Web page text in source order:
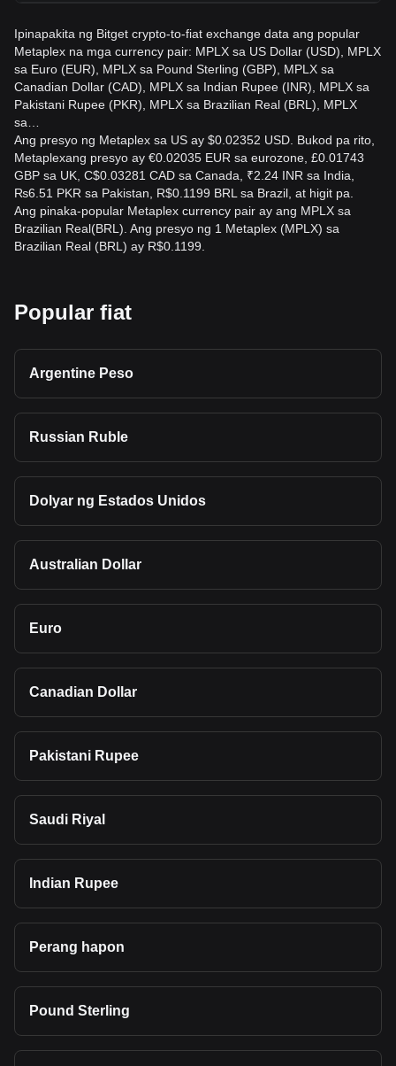
Ipinapakita ng Bitget crypto-to-fiat exchange data ang popular
Metaplex na mga currency pair: MPLX sa US Dollar (USD), MPLX
sa Euro (EUR), MPLX sa Pound Sterling (GBP), MPLX sa
Canadian Dollar (CAD), MPLX sa Indian Rupee (INR), MPLX sa
Pakistani Rupee (PKR), MPLX sa Brazilian Real (BRL), MPLX
sa…
Ang presyo ng Metaplex sa US ay $0.02352 USD. Bukod pa rito,
Metaplexang presyo ay €0.02035 EUR sa eurozone, £0.01743
GBP sa UK, C$0.03281 CAD sa Canada, ₹2.24 INR sa India,
₨6.51 PKR sa Pakistan, R$0.1199 BRL sa Brazil, at higit pa.
Ang pinaka-popular Metaplex currency pair ay ang MPLX sa
Brazilian Real(BRL). Ang presyo ng 1 Metaplex (MPLX) sa
Brazilian Real (BRL) ay R$0.1199.
Popular fiat
Argentine Peso
Russian Ruble
Dolyar ng Estados Unidos
Australian Dollar
Euro
Canadian Dollar
Pakistani Rupee
Saudi Riyal
Indian Rupee
Perang hapon
Pound Sterling